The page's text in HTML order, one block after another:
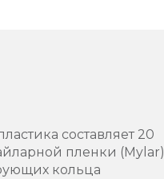
составляет 20
пленки (Mylar)
кольца